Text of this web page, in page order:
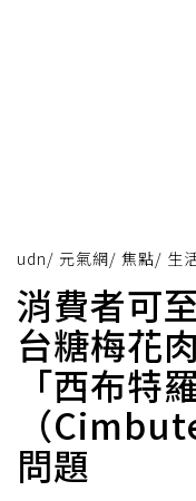
udn/ 元氣網/ 焦點/ 生
消費者可
台糖梅花
「西布特
（
問題